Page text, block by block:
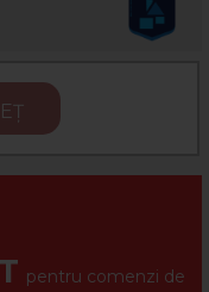
pentru comenzi de